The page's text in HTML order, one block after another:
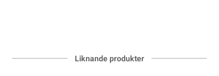
Liknande produkter